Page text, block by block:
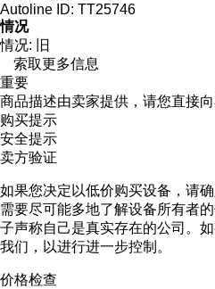
Autoline ID: TT25746
情况
情况:
旧
索取更多信息
重要
商品描述由卖家提供，请您直接向
购买提示
安全提示
卖方验证
如果您决定以低价购买设备，请
需要尽可能多地了解设备所有者
子声称自己是真实存在的公司。
我们，以进行进一步控制。
价格检查